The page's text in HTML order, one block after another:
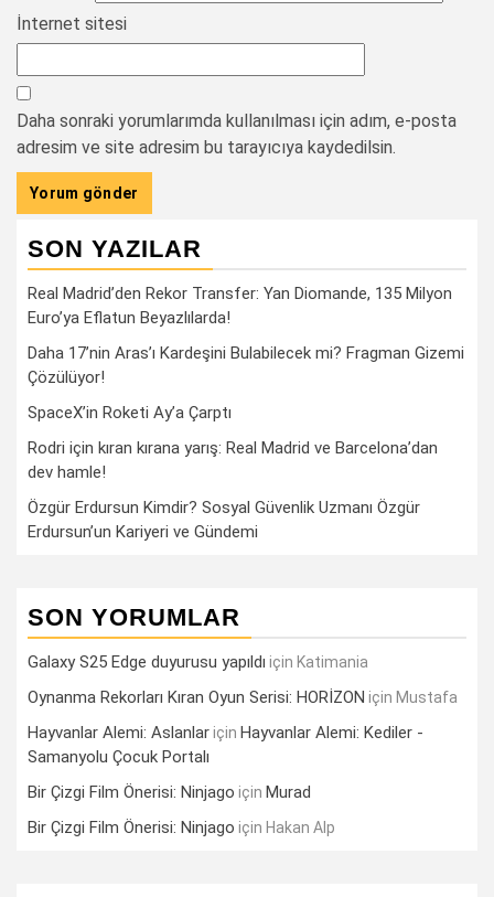
İnternet sitesi
Daha sonraki yorumlarımda kullanılması için adım, e-posta
adresim ve site adresim bu tarayıcıya kaydedilsin.
SON YAZILAR
Real Madrid’den Rekor Transfer: Yan Diomande, 135 Milyon
Euro’ya Eflatun Beyazlılarda!
Daha 17’nin Aras’ı Kardeşini Bulabilecek mi? Fragman Gizemi
Çözülüyor!
SpaceX’in Roketi Ay’a Çarptı
Rodri için kıran kırana yarış: Real Madrid ve Barcelona’dan
dev hamle!
Özgür Erdursun Kimdir? Sosyal Güvenlik Uzmanı Özgür
Erdursun’un Kariyeri ve Gündemi
SON YORUMLAR
Galaxy S25 Edge duyurusu yapıldı için Katimania
Oynanma Rekorları Kıran Oyun Serisi: HORİZON için Mustafa
Hayvanlar Alemi: Aslanlariçin Hayvanlar Alemi: Kediler -
Samanyolu Çocuk Portalı
Bir Çizgi Film Önerisi: Ninjago için Murad
Bir Çizgi Film Önerisi: Ninjago için Hakan Alp